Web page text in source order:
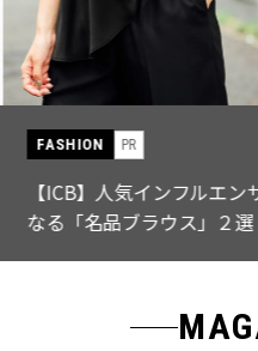
FASHION PR
【ICB】人気インフルエ
なる「名品ブラウス」２選